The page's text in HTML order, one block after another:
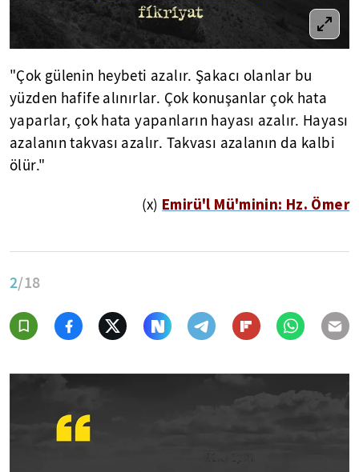
"Çok gülenin heybeti azalır. Şakacı olanlar bu
yüzden hafife alınırlar. Çok konuşanlar çok hata
yaparlar, çok hata yapanların hayası azalır. Hayası
azalanın takvası azalır. Takvası azalanın da kalbi
ölür."
(x) Emirü'l Mü'minin: Hz. Ömer
2/18